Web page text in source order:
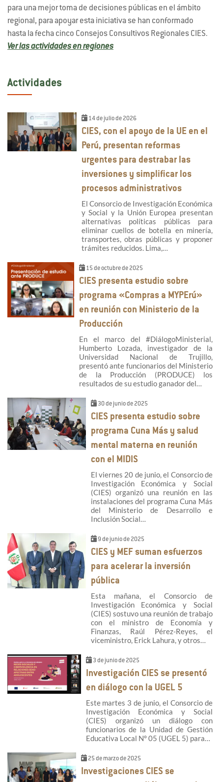
para una mejor toma de decisiones públicas en el ámbito
regional, para apoyar esta iniciativa se han conformado
hasta la fecha cinco Consejos Consultivos Regionales CIES.
Ver las actividades en regiones
Actividades
14 de julio de 2026
CIES, con el apoyo de la UE en el
Perú, presentan reformas
urgentes para destrabar las
inversiones y simplificar los
procesos administrativos
El Consorcio de Investigación Económica
y Social y la Unión Europea presentan
alternativas políticas públicas para
eliminar cuellos de botella en minería,
transportes, obras públicas y proponer
trámites reducidos. Lima,…
15 de octubre de 2025
CIES presenta estudio sobre
programa «Compras a MYPErú»
en reunión con Ministerio de la
Producción
En el marco del #DiálogoMinisterial,
Humberto Lozada, investigador de la
Universidad Nacional de Trujillo,
presentó ante funcionarios del Ministerio
de la Producción (PRODUCE) los
resultados de su estudio ganador del…
30 de junio de 2025
CIES presenta estudio sobre
programa Cuna Más y salud
mental materna en reunión
con el MIDIS
El viernes 20 de junio, el Consorcio de
Investigación Económica y Social
(CIES) organizó una reunión en las
instalaciones del programa Cuna Más
del Ministerio de Desarrollo e
Inclusión Social…
9 de junio de 2025
CIES y MEF suman esfuerzos
para acelerar la inversión
pública
Esta mañana, el Consorcio de
Investigación Económica y Social
(CIES) sostuvo una reunión de trabajo
con el ministro de Economía y
Finanzas, Raúl Pérez-Reyes, el
viceministro, Erick Lahura, y otros…
3 de junio de 2025
Investigación CIES se presentó
en diálogo con la UGEL 5
Este martes 3 de junio, el Consorcio de
Investigación Económica y Social
(CIES) organizó un diálogo con
funcionarios de la Unidad de Gestión
Educativa Local N° 05 (UGEL 5) para…
25 de marzo de 2025
Investigaciones CIES se